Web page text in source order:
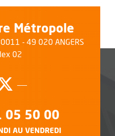
Métropole
- 49 020 ANGERS
02
Suivez-nous
, Ouvre une
:
05 50 00
: AU VENDREDI